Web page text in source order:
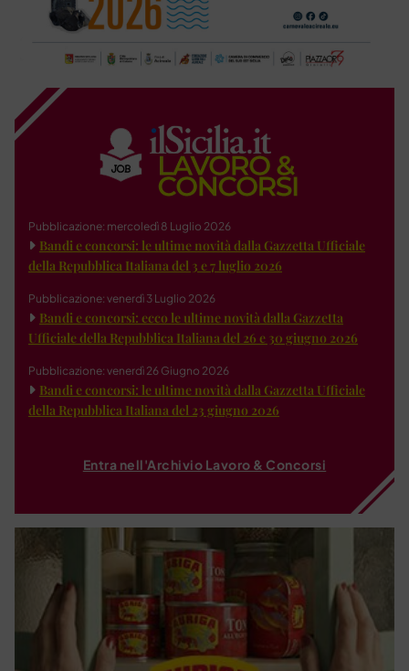
Pubblicazione: mercoledì 8 Luglio 2026
Bandi e concorsi: le ultime novità dalla Gazzetta Ufficiale
della Repubblica Italiana del 3 e 7 luglio 2026
Pubblicazione: venerdì 3 Luglio 2026
Bandi e concorsi: ecco le ultime novità dalla Gazzetta
Ufficiale della Repubblica Italiana del 26 e 30 giugno 2026
Pubblicazione: venerdì 26 Giugno 2026
Bandi e concorsi: le ultime novità dalla Gazzetta Ufficiale
della Repubblica Italiana del 23 giugno 2026
Entra nell'Archivio Lavoro & Concorsi